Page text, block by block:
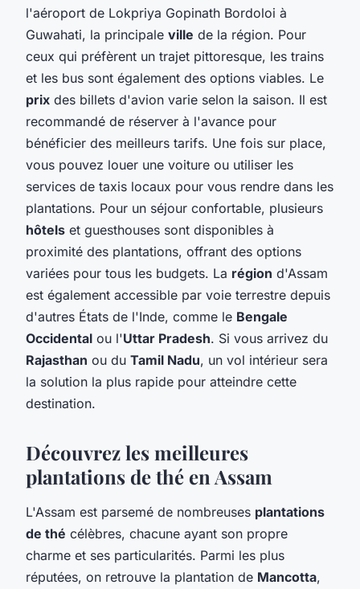
l'aéroport de Lokpriya Gopinath Bordoloi à
Guwahati, la principale ville de la région. Pour
ceux qui préfèrent un trajet pittoresque, les trains
et les bus sont également des options viables. Le
prix des billets d'avion varie selon la saison. Il est
recommandé de réserver à l'avance pour
bénéficier des meilleurs tarifs. Une fois sur place,
vous pouvez louer une voiture ou utiliser les
services de taxis locaux pour vous rendre dans les
plantations. Pour un séjour confortable, plusieurs
hôtels et guesthouses sont disponibles à
proximité des plantations, offrant des options
variées pour tous les budgets. La région d'Assam
est également accessible par voie terrestre depuis
d'autres États de l'Inde, comme le Bengale
Occidental ou l'Uttar Pradesh. Si vous arrivez du
Rajasthan ou du Tamil Nadu, un vol intérieur sera
la solution la plus rapide pour atteindre cette
destination.
Découvrez les meilleures
plantations de thé en Assam
L'Assam est parsemé de nombreuses plantations
de thé célèbres, chacune ayant son propre
charme et ses particularités. Parmi les plus
réputées, on retrouve la plantation de Mancotta,